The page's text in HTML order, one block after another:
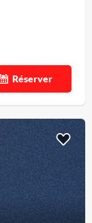
Réserver